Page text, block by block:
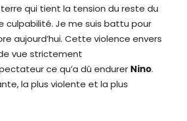
qui tient la tension du reste du
culpabilité. Je me suis battu pour
aujourd’hui. Cette violence envers
vue strictement
ce qu’a dû endurer Nino.
la plus violente et la plus